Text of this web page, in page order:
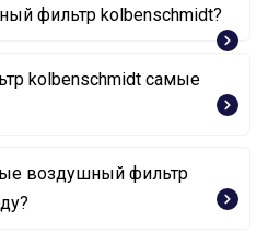
фильтр kolbenschmidt?
kolbenschmidt самые
KOLBENSCHMIDT
воздушный фильтр